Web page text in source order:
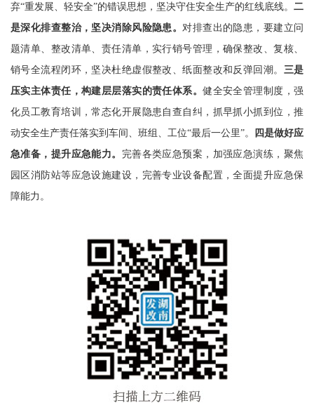
弃“重发展、轻安全”的错误思想，坚决守住安全生产的红线底线。 二
是深化排查整治，坚决消除风险隐患。 对排查出的隐患， 要建立问
题清单、整改清单、责任清单，实行销号管理，确保整改、复核、
销号全流程闭环，坚决杜绝虚假整改、纸面整改和 反弹回潮。 三是
压实主体责任， 构建层层落实的责任体系。健全安全管理制度，强
化员工教育培训，常态化开展隐患自查自纠 ，抓早抓小抓到位，推
动安全生产责任落实到车间、班组、工位“最后一公里”。
四是做好应
急准备， 提升应急能力。 完善各类应急预案，加强应急演练，聚焦
园区消防站等应急设施建设，完善专业设备配置，全面提升应急保
障能力。